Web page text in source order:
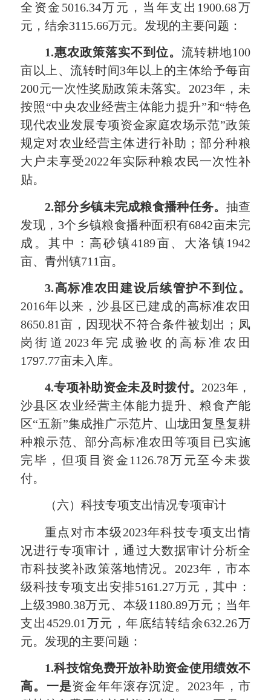
全资金5016.34万元，当年支出1900.68万
元，结余3115.66万元。发现的主要问题：
1.惠农政策落实不到位。 流转耕地100
亩以上、流转时间3年以上的主体给予每亩
200元一次性奖励政策未落实。2023年，未
按照“中央农业经营主体能力提升”和“特色
现代农业发展专项资金家庭农场示范”政策
规定对农业经营主体进行补助；部分种粮
大户未享受2022年实际种粮农民一次性补
贴。
2.部分乡镇未完成粮食播种任务。 抽查
发现，3个乡镇粮食播种面积有6842亩未完
成。其中：高砂镇4189亩、大洛镇1942
亩、青州镇711亩。
3.高标准农田建设后续管护不到位。
2016年以来，沙县区已建成的高标准农田
8650.81亩，因现状不符合条件被划出；凤
岗街道2023年完成验收的高标准农田
1797.77亩未入库。
4.专项补助资金未及时拨付。 2023年，
沙县区农业经营主体能力提升、粮食产能
区“五新”集成推广示范片、山垅田复垦复耕
种粮示范、部分高标准农田等项目已实施
完毕，但项目资金1126.78万元至今未拨
付。
（六）科技专项支出情况专项审计
重点对市本级2023年科技专项支出情
况进行专项审计，通过大数据审计分析全
市科技奖补政策落地情况。2023年，市本
级科技专项支出安排5161.27万元，其中：
上级3980.38万元、本级1180.89万元；当年
支出4529.01万元，年底结转结余632.26万
元。发现的主要问题：
1.科技馆免费开放补助资金使用绩效不
高。一是资金年年滚存沉淀。2023年，市